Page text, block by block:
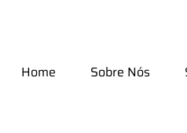
Home Sobre Nós